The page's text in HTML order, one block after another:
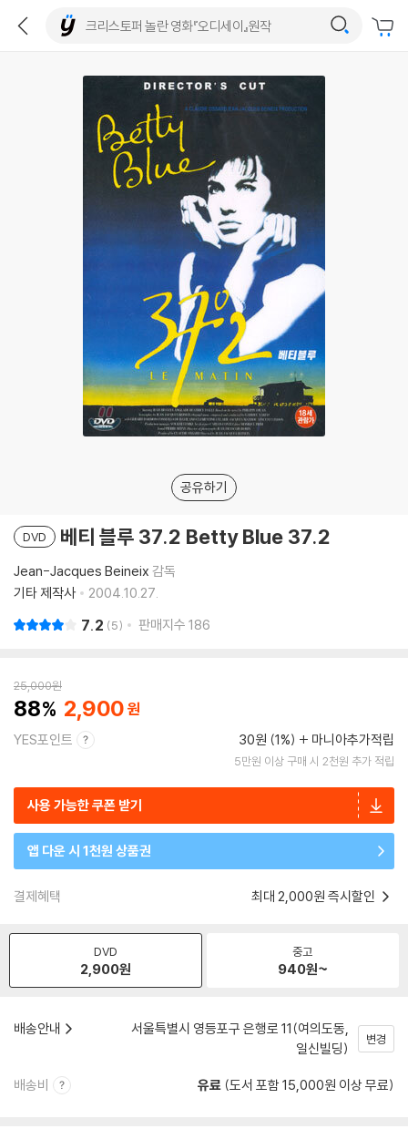
공유하기
DVD 베티 블루 37.2 Betty Blue 37.2
Jean-Jacques Beineix 감독
기타 제작사
2004.10.27.
7.2 5 판매지수 186
25,000원
88 2,900
YES포인트 30원 (1%) 마니아추가적립
5만원 이상 구매 시 2천원 추가 적립
사용 가능한 쿠폰 받기
앱 다운 시 1천원 상품권
결제혜택 최대 2,000원 즉시할인
DVD
2,900원
중고
940원~
배송안내
서울특별시 영등포구 은행로 11(여의도동,
일신빌딩)
변경
배송비 유료 (도서 포함 15,000원 이상 무료)